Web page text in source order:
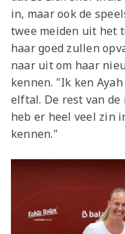
in, maar ook de
twee meiden uit het
haar goed zullen
naar uit om haar
kennen. "Ik ken
elftal. De rest van
heb er heel veel zin
kennen."